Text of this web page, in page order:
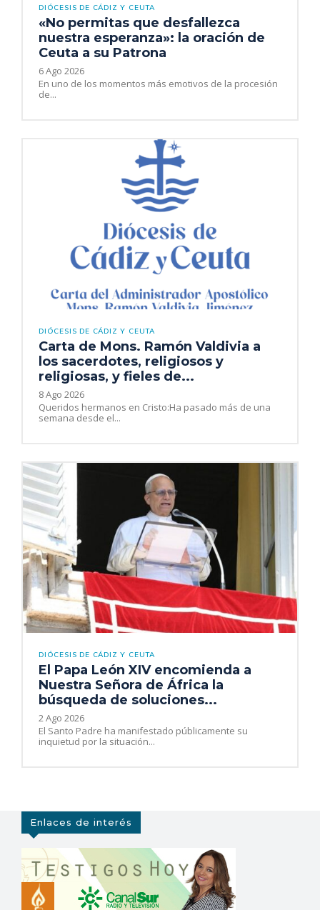
DIÓCESIS DE CÁDIZ Y CEUTA
«No permitas que desfallezca
nuestra esperanza»: la oración de
Ceuta a su Patrona
6 Ago 2026
En uno de los momentos más emotivos de la procesión
de...
DIÓCESIS DE CÁDIZ Y CEUTA
Carta de Mons. Ramón Valdivia a
los sacerdotes, religiosos y
religiosas, y fieles de...
8 Ago 2026
Queridos hermanos en Cristo:Ha pasado más de una
semana desde el...
DIÓCESIS DE CÁDIZ Y CEUTA
El Papa León XIV encomienda a
Nuestra Señora de África la
búsqueda de soluciones...
2 Ago 2026
El Santo Padre ha manifestado públicamente su
inquietud por la situación...
Enlaces de interés